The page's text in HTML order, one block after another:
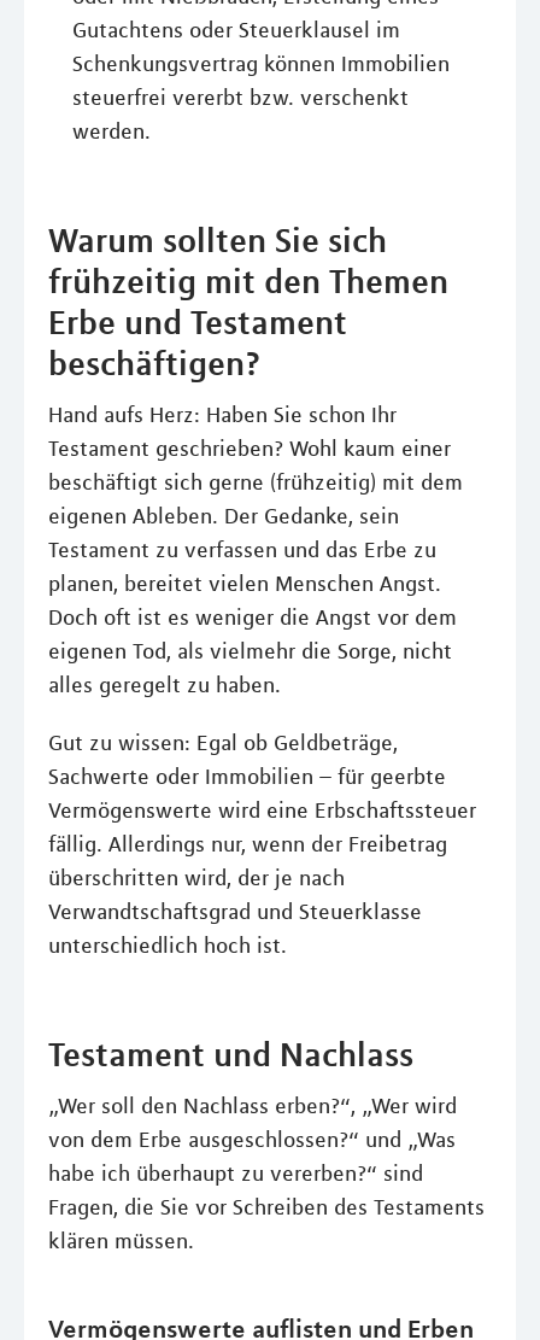
Gutachtens oder Steuerklausel im
Schenkungsvertrag können Immobilien
steuerfrei vererbt bzw. verschenkt
werden.
Warum sollten Sie sich
frühzeitig mit den Themen
Erbe und Testament
beschäftigen?
Hand aufs Herz: Haben Sie schon Ihr
Testament geschrieben? Wohl kaum einer
beschäftigt sich gerne (frühzeitig) mit dem
eigenen Ableben. Der Gedanke, sein
Testament zu verfassen und das Erbe zu
planen, bereitet vielen Menschen Angst.
Doch oft ist es weniger die Angst vor dem
eigenen Tod, als vielmehr die Sorge, nicht
alles geregelt zu haben.
Gut zu wissen: Egal ob Geldbeträge,
Sachwerte oder Immobilien – für geerbte
Vermögenswerte wird eine Erbschaftssteuer
fällig. Allerdings nur, wenn der Freibetrag
überschritten wird, der je nach
Verwandtschaftsgrad und Steuerklasse
unterschiedlich hoch ist.
Testament und Nachlass
„Wer soll den Nachlass erben?“, „Wer wird
von dem Erbe ausgeschlossen?“ und „Was
habe ich überhaupt zu vererben?“ sind
Fragen, die Sie vor Schreiben des Testaments
klären müssen.
Vermögenswerte auflisten und Erben